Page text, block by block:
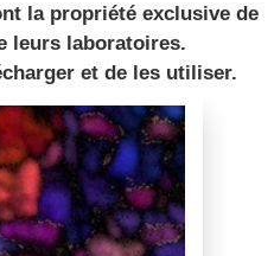
la propriété exclusive de
leurs laboratoires.
et de les utiliser.